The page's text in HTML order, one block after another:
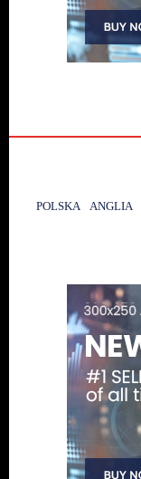
POLSKA ANGLIA